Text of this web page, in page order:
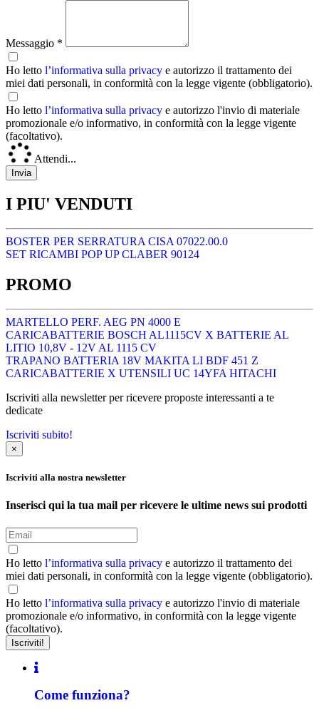
Messaggio *
Ho letto l’informativa sulla privacy e autorizzo il trattamento dei
miei dati personali, in conformità con la legge vigente (obbligatorio).
Ho letto l’informativa sulla privacy e autorizzo l'invio di materiale
promozionale e/o informativo, in conformità con la legge vigente
(facoltativo).
Attendi...
I PIU' VENDUTI
BOSTER PER SERRATURA CISA 07022.00.0
SET RICAMBI POP UP CLABER 90124
PROMO
MARTELLO PERF. AEG PN 4000 E
CARICABATTERIE BOSCH AL1115CV X BATTERIE AL
LITIO 10,8V - 12V AL 1115 CV
TRAPANO BATTERIA 18V MAKITA LI BDF 451 Z
CARICABATTERIE X UTENSILI UC 14YFA HITACHI
Iscriviti alla newsletter per ricevere proposte interessanti a te
dedicate
Iscriviti subito!
×
Iscriviti alla nostra newsletter
Inserisci qui la tua mail per ricevere le ultime news sui prodotti
Ho letto l’informativa sulla privacy e autorizzo il trattamento dei
miei dati personali, in conformità con la legge vigente (obbligatorio).
Ho letto l’informativa sulla privacy e autorizzo l'invio di materiale
promozionale e/o informativo, in conformità con la legge vigente
(facoltativo).
Come funziona?